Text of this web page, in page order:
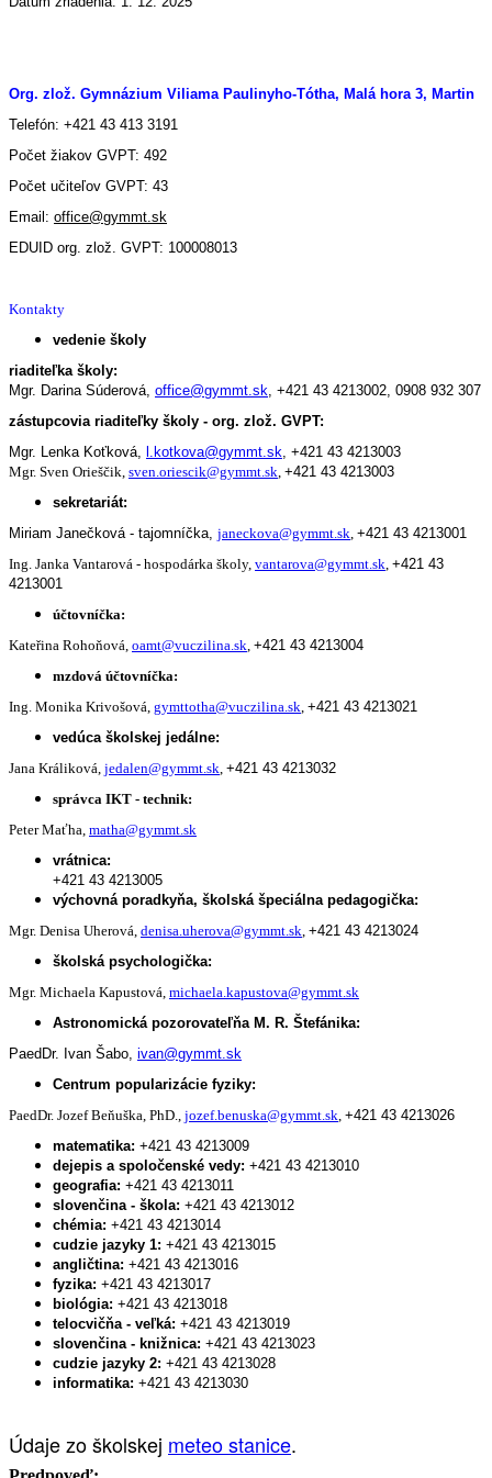
Org. zlož. Gymnázium Viliama Paulinyho-Tótha, Malá hora 3, Martin
Telefón: +421 43 413 3191
Počet žiakov GVPT: 492
Počet učiteľov GVPT: 43
Email: office@gymmt.sk
EDUID org. zlož. GVPT: 100008013
Kontakty
vedenie školy
riaditeľka školy:
Mgr. Darina Súderová, office@gymmt.sk, +421 43 4213002, 0908 932 307
zástupcovia riaditeľky školy - org. zlož. GVPT:
Mgr. Lenka Koťková, l.kotkova@gymmt.sk, +421 43 4213003
Mgr. Sven Orieščik, sven.oriescik@gymmt.sk, +421 43 4213003
sekretariát:
Miriam Janečková - tajomníčka, janeckova@gymmt.sk, +421 43 4213001
Ing. Janka Vantarová - hospodárka školy, vantarova@gymmt.sk, +421 43
4213001
účtovníčka:
Kateřina Rohoňová, oamt@vuczilina.sk, +421 43 4213004
mzdová účtovníčka:
Ing. Monika Krivošová, gymttotha@vuczilina.sk, +421 43 4213021
vedúca školskej jedálne:
Jana Králiková, jedalen@gymmt.sk, +421 43 4213032
správca IKT - technik:
Peter Maťha, matha@gymmt.sk
vrátnica:
+421 43 4213005
výchovná poradkyňa, školská špeciálna pedagogička:
Mgr. Denisa Uherová, denisa.uherova@gymmt.sk, +421 43 4213024
školská psychologička:
Mgr. Michaela Kapustová, michaela.kapustova@gymmt.sk
Astronomická pozorovateľňa M. R. Štefánika:
PaedDr. Ivan Šabo, ivan@gymmt.sk
Centrum popularizácie fyziky:
PaedDr. Jozef Beňuška, PhD., jozef.benuska@gymmt.sk, +421 43 4213026
matematika: +421 43 4213009
dejepis a spoločenské vedy: +421 43 4213010
geografia: +421 43 4213011
slovenčina - škola: +421 43 4213012
chémia: +421 43 4213014
cudzie jazyky 1: +421 43 4213015
angličtina: +421 43 4213016
fyzika: +421 43 4213017
biológia: +421 43 4213018
telocvičňa - veľká: +421 43 4213019
slovenčina - knižnica: +421 43 4213023
cudzie jazyky 2: +421 43 4213028
informatika: +421 43 4213030
Údaje zo školskej meteo stanice.